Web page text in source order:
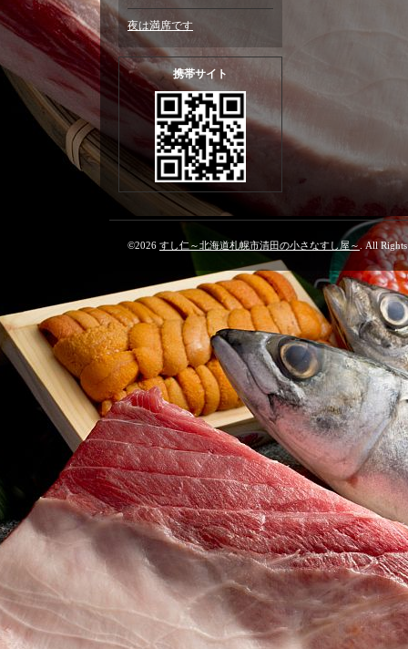
夜は満席です
携帯サイト
©2026 すし仁～北海道札幌市清田の小さなすし屋～ . All